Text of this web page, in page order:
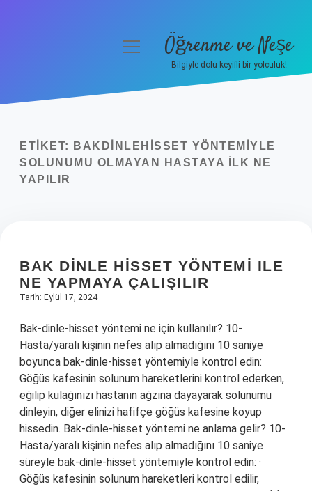
Yasal Uyarı
Hakkımızda
menüyüÖğrenme ve Neşe
Bilgiyle dolu keyifli bir yolculuk!
ETIKET:
BAKDINLEHISSET YÖNTEMIYLE
SOLUNUMU OLMAYAN HASTAYA ILK NE
YAPILIR
BAK DINLE HISSET YÖNTEMI ILE
NE YAPMAYA ÇALIŞILIR
Tarih: Eylül 17, 2024
Bak-dinle-hisset yöntemi ne için kullanılır? 10-
Hasta/yaralı kişinin nefes alıp almadığını 10 saniye
boyunca bak-dinle-hisset yöntemiyle kontrol edin:
Göğüs kafesinin solunum hareketlerini kontrol ederken,
eğilip kulağınızı hastanın ağzına dayayarak solunumu
dinleyin, diğer elinizi hafifçe göğüs kafesine koyup
hissedin. Bak-dinle-hisset yöntemi ne anlama gelir? 10-
Hasta/yaralı kişinin nefes alıp almadığını 10 saniye
süreyle bak-dinle-hisset yöntemiyle kontrol edin: ·
Göğüs kafesinin solunum hareketleri kontrol edilir,